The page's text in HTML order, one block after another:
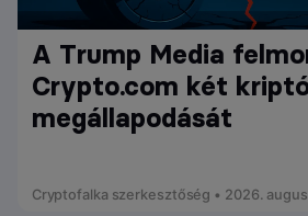
A Trump Media
Crypto.com két
megállapodását
Cryptofalka szerkesztőség • 2026.